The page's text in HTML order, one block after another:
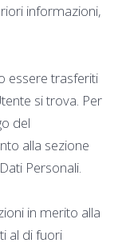
informazioni,
essere trasferiti
si trova. Per
del
alla sezione
Personali.
in merito alla
al di fuori